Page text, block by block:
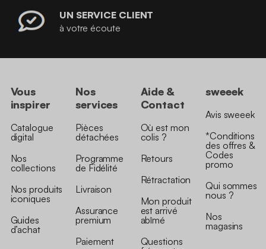
UN SERVICE CLIENT
à votre écoute
Vous
inspirer
Catalogue
digital
Nos
collections
Nos produits
iconiques
Guides
d’achat
Nos
services
Pièces
détachées
Programme
de Fidélité
Livraison
Assurance
premium
Paiement
Aide &
Contact
Où est mon
colis ?
Retours
Rétractation
Mon produit
est arrivé
abîmé
Questions
sweeek
Avis sweeek
*Conditions
des offres &
Codes
promo
Qui sommes
nous ?
Nos
magasins